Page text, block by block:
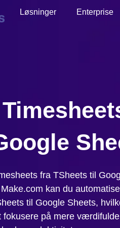
Løsninger Enterprise
fra TSheets til
kan du
til Google Sheets,
på mere